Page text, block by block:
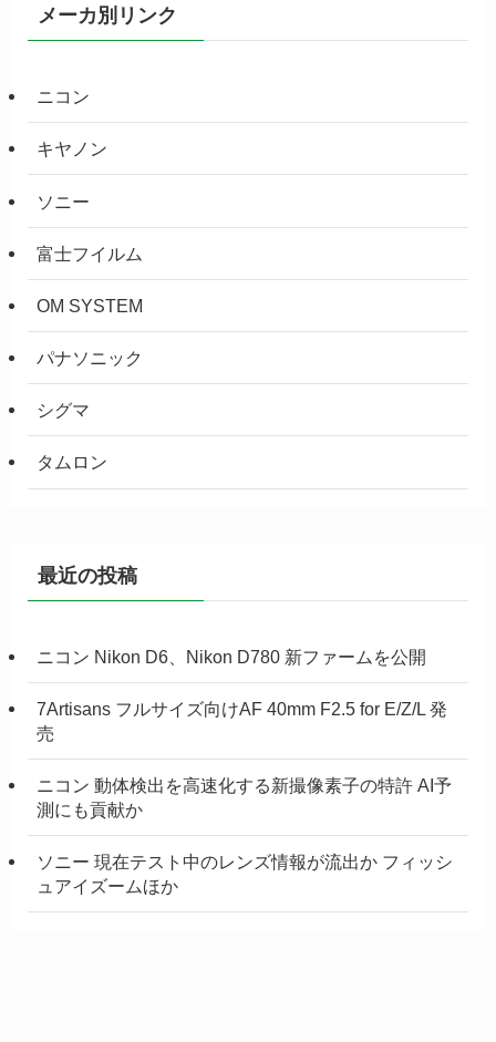
メーカ別リンク
ニコン
キヤノン
ソニー
富士フイルム
OM SYSTEM
パナソニック
シグマ
タムロン
最近の投稿
ニコン Nikon D6、Nikon D780 新ファームを公開
7Artisans フルサイズ向けAF 40mm F2.5 for E/Z/L 発
売
ニコン 動体検出を高速化する新撮像素子の特許 AI予
測にも貢献か
ソニー 現在テスト中のレンズ情報が流出か フィッシ
ュアイズームほか